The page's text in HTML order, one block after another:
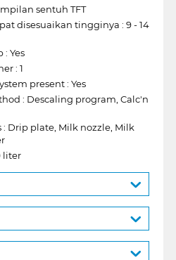
sentuh TFT
disesuaikan tingginya : 9 - 14
: Yes
: 1
present : Yes
: Descaling program, Calc'n
: Drip plate, Milk nozzle, Milk
liter